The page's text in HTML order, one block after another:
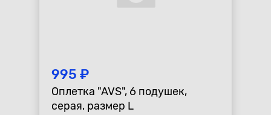
995 ₽
Оплетка "AVS", 6 подушек,
серая, размер L